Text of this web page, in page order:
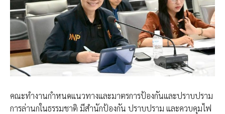
คณะทำงานกำหนดแนวทางและมาตรการป้องกันและปราบปราม
การล่านกในธรรมชาติ มีสำนักป้องกัน ปราบปราม และควบคุมไฟ